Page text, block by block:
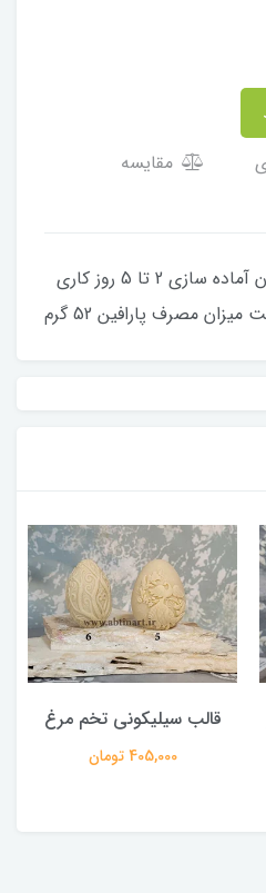
مقایسه
جنس سیلیکون درجه 1 زمان آماده سازی 2 تا 5 روز کاری
قالب سیلیکونی تخم مرغ
405,000 تومان